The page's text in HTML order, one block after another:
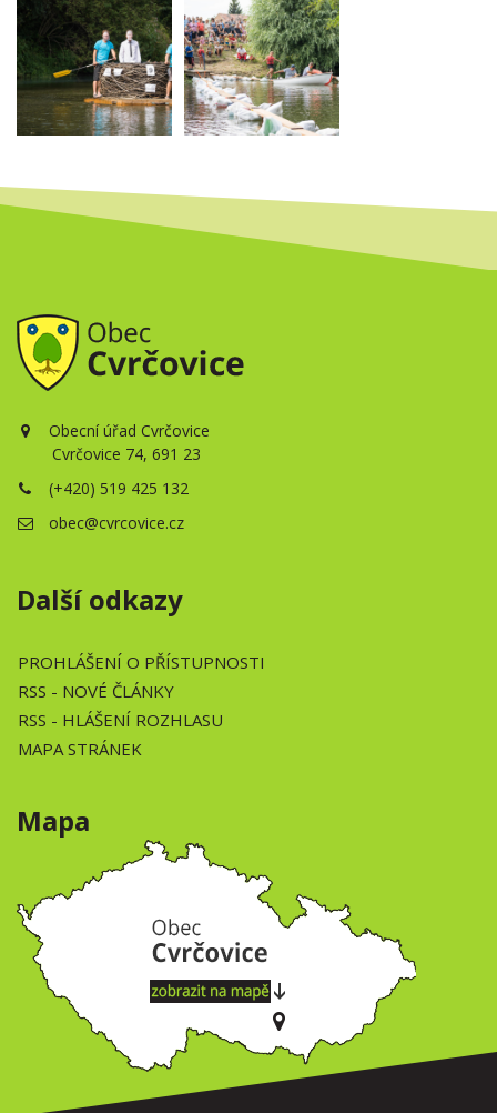
Obecní úřad Cvrčovice
Cvrčovice 74, 691 23
(+420) 519 425 132
obec@cvrcovice.cz
Další odkazy
PROHLÁŠENÍ O PŘÍSTUPNOSTI
RSS - NOVÉ ČLÁNKY
RSS - HLÁŠENÍ ROZHLASU
MAPA STRÁNEK
Mapa